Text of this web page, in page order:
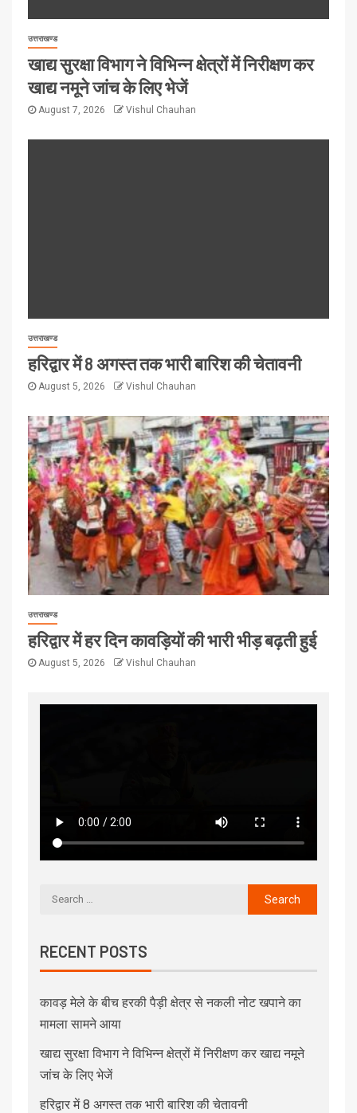
उत्तराखण्ड
खाद्य सुरक्षा विभाग ने विभिन्न क्षेत्रों में निरीक्षण कर
खाद्य नमूने जांच के लिए भेजें
August 7, 2026 Vishul Chauhan
उत्तराखण्ड
हरिद्वार में 8 अगस्त तक भारी बारिश की चेतावनी
August 5, 2026 Vishul Chauhan
उत्तराखण्ड
हरिद्वार में हर दिन कावड़ियों की भारी भीड़ बढ़ती हुई
August 5, 2026 Vishul Chauhan
RECENT POSTS
कावड़ मेले के बीच हरकी पैड़ी क्षेत्र से नकली नोट खपाने का
मामला सामने आया
खाद्य सुरक्षा विभाग ने विभिन्न क्षेत्रों में निरीक्षण कर खाद्य नमूने
जांच के लिए भेजें
हरिद्वार में 8 अगस्त तक भारी बारिश की चेतावनी